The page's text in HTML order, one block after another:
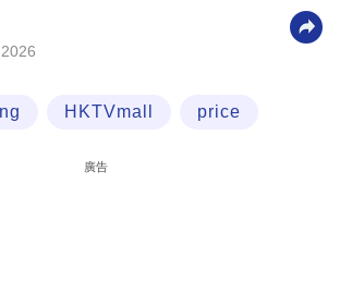
HKTVmall price
廣告